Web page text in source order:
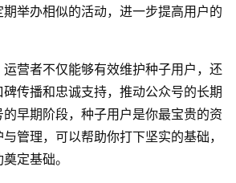
举办相似的活动，进一步提高用户的
营者不仅能够有效维护种子用户，还
传播和忠诚支持，推动公众号的长期
早期阶段，种子用户是你最宝贵的资
管理，可以帮助你打下坚实的基础，
定基础。